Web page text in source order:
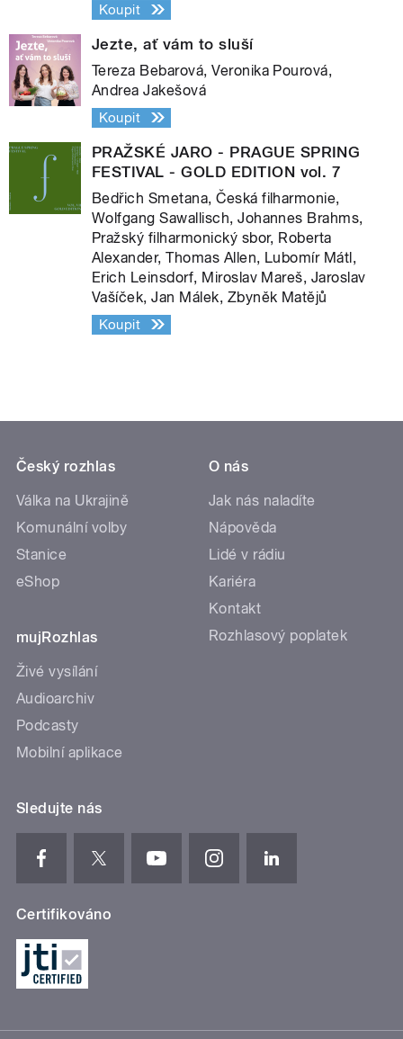
Koupit
Jezte, ať vám to sluší
Tereza Bebarová, Veronika Pourová,
Andrea Jakešová
Koupit
PRAŽSKÉ JARO - PRAGUE SPRING
FESTIVAL - GOLD EDITION vol. 7
Bedřich Smetana, Česká filharmonie,
Wolfgang Sawallisch, Johannes Brahms,
Pražský filharmonický sbor, Roberta
Alexander, Thomas Allen, Lubomír Mátl,
Erich Leinsdorf, Miroslav Mareš, Jaroslav
Vašíček, Jan Málek, Zbyněk Matějů
Koupit
Český rozhlas
Válka na Ukrajině
Komunální volby
Stanice
eShop
mujRozhlas
Živé vysílání
Audioarchiv
Podcasty
Mobilní aplikace
O nás
Jak nás naladíte
Nápověda
Lidé v rádiu
Kariéra
Kontakt
Rozhlasový poplatek
Sledujte nás
Certifikováno